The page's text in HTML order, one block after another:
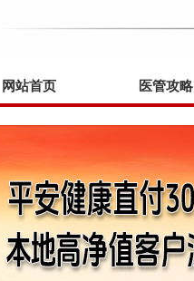
网站首页 医管攻略